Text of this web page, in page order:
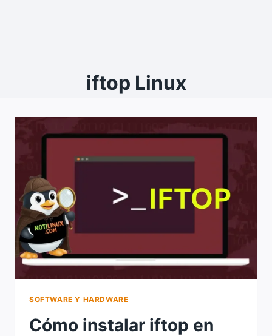
iftop Linux
SOFTWARE Y HARDWARE
Cómo instalar iftop en